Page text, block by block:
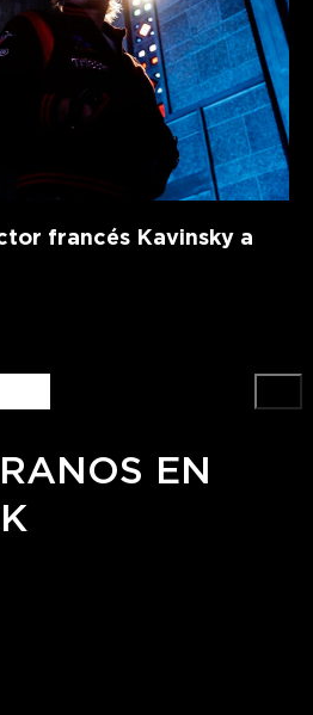
francés Kavinsky a
EN